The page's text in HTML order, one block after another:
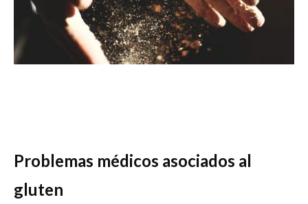
Problemas médicos asociados al
gluten